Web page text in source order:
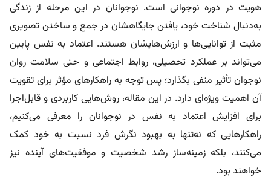
هویت در دوره نوجوانی است. نوجوانان در این مرحله از زندگی
به‌دنبال شناخت خود، یافتن جایگاهشان در جمع و ساختن تصویری
مثبت از توانایی‌ها و ارزش‌هایشان هستند. اعتماد به نفس پایین
می‌تواند بر عملکرد تحصیلی، روابط اجتماعی و حتی سلامت روان
نوجوان تأثیر منفی بگذارد؛ پس توجه به راهکارهای مؤثر برای تقویت
آن اهمیت ویژه‌ای دارد. در این مقاله، روش‌هایی کاربردی و قابل‌اجرا
برای افزایش اعتماد به نفس در نوجوانان را معرفی می‌کنیم،
راهکارهایی که نه‌تنها به بهبود نگرش فرد نسبت به خود کمک
می‌کنند، بلکه زمینه‌ساز رشد شخصیت و موفقیت‌های آینده نیز
خواهند بود.